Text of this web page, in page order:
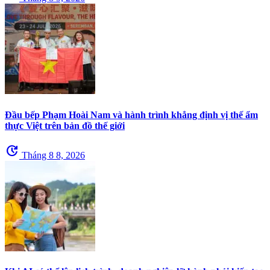
Đầu bếp Phạm Hoài Nam và hành trình khẳng định vị thế ẩm
thực Việt trên bản đồ thế giới
update Tháng 8 8, 2026